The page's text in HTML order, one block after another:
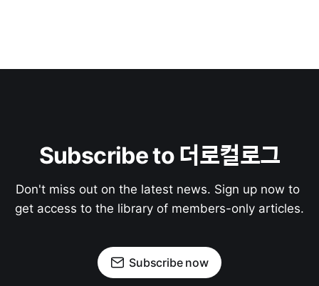
Subscribe to 더로컬로그
Don't miss out on the latest news. Sign up now to
get access to the library of members-only articles.
Subscribe now